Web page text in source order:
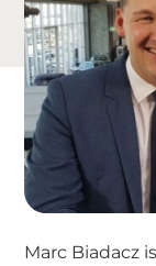
Marc Biadacz